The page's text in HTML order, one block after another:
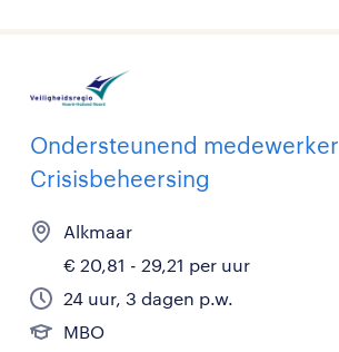
Ondersteunend medewerker
Crisisbeheersing
Alkmaar
€ 20,81 - 29,21 per uur
24 uur, 3 dagen p.w.
MBO